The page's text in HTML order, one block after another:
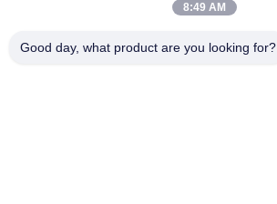
Telefon
8:49 AM
Good day, what product are you looking for?